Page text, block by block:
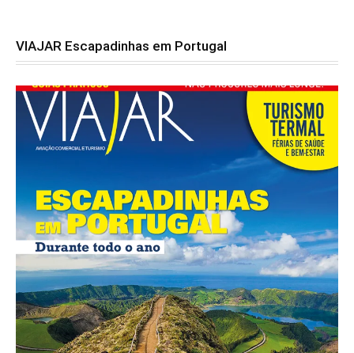
VIAJAR Escapadinhas em Portugal